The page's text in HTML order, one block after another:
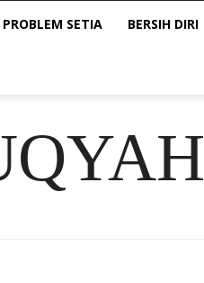
PROBLEM SETIA BERSIH DIRI